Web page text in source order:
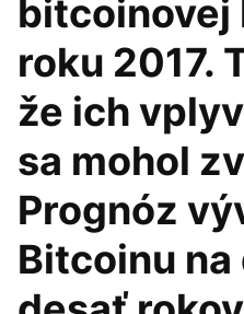
bitcoinovej
roku 2017.
že ich
sa mohol
Prognóz
Bitcoinu